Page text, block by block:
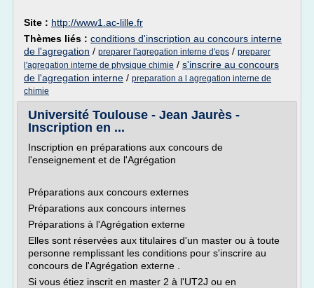
Site : http://www1.ac-lille.fr
Thèmes liés : conditions d'inscription au concours interne
de l'agregation / preparer l'agregation interne d'eps / preparer
l'agregation interne de physique chimie / s'inscrire au concours
de l'agregation interne / preparation a l agregation interne de
chimie
Université Toulouse - Jean Jaurès -
Inscription en ...
Inscription en préparations aux concours de
l'enseignement et de l'Agrégation
Préparations aux concours externes
Préparations aux concours internes
Préparations à l'Agrégation externe
Elles sont réservées aux titulaires d'un master ou à toute
personne remplissant les conditions pour s'inscrire au
concours de l'Agrégation externe .
Si vous étiez inscrit en master 2 à l'UT2J ou en